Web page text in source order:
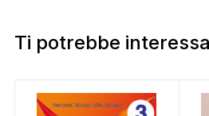
Ti potrebbe